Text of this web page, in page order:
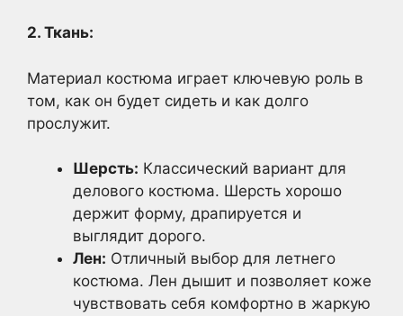
2. Ткань:
Материал костюма играет ключевую роль в
том, как он будет сидеть и как долго
прослужит.
Шерсть: Классический вариант для
делового костюма. Шерсть хорошо
держит форму, драпируется и
выглядит дорого.
Лен: Отличный выбор для летнего
костюма. Лен дышит и позволяет коже
чувствовать себя комфортно в жаркую